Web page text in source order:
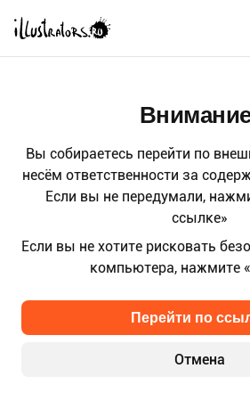
Вы собираетесь перейти по
несём ответственности за
Если вы не передумали,
ссылке»
Если вы не хотите рисковать
компьютера, нажмите
Отмена
Перейти по